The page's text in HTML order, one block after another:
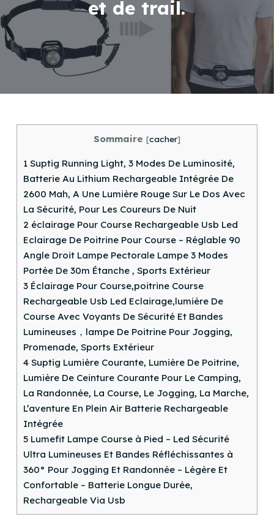
u
et de trail.
Sommaire [cacher]
1Suptig Running Light, 3 Modes De Luminosité,
Batterie Au Lithium Rechargeable Intégrée De
2600 Mah, A Une Lumière Rouge Sur Le Dos Avec
La Sécurité, Pour Les Coureurs De Nuit
2 éclairage Pour Course Rechargeable Usb Led
Eclairage De Poitrine Pour Course – Réglable 90
Angle Droit Lampe Pectorale Lampe 3 Modes
Portée De 30m Étanche , Sports Extérieur
3Éclairage Pour Course,poitrine Course
Rechargeable Usb Led Eclairage,lumière De
Course Avec Voyants De Sécurité Et Bandes
Lumineuses，lampe De Poitrine Pour Jogging,
Promenade, Sports Extérieur
4Suptig Lumière Courante, Lumière De Poitrine,
Lumière De Ceinture Courante Pour Le Camping,
La Randonnée, La Course, Le Jogging, La Marche,
L’aventure En Plein Air Batterie Rechargeable
Intégrée
5Lumefit Lampe Course à Pied – Led Sécurité
Ultra Lumineuses Et Bandes Réfléchissantes à
360° Pour Jogging Et Randonnée – Légère Et
Confortable – Batterie Longue Durée,
Rechargeable Via Usb